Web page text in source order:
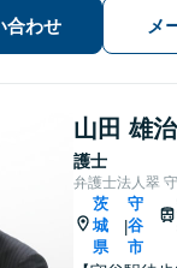
続・遺言】
っていません
合わせ メ
山田 雄治
護士
弁護士法人翠
茨
城
県
|
守
谷
市